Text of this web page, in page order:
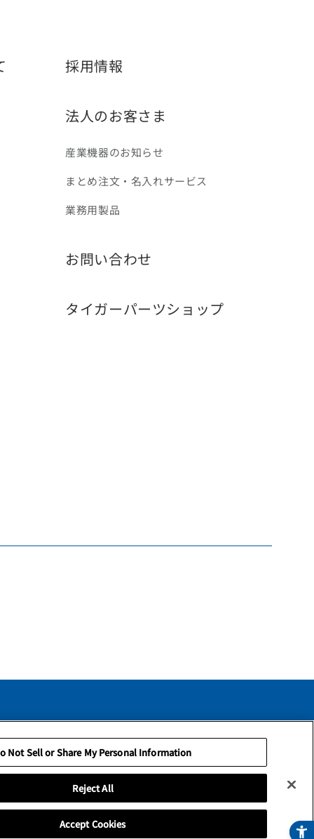
採用情報
法人のお客さま
産業機器のお知らせ
まとめ注文・名入れサービス
業務用製品
お問い合わせ
タイガーパーツショップ
Privacy Policy
Not Sell or Share My Personal Information
Reject All
Accept Cookies